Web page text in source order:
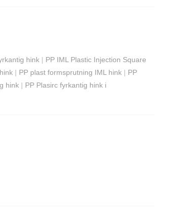
hink | PP IML Plastic Injection Square
| PP plast formsprutning IML hink | PP
hink | PP Plasirc fyrkantig hink i